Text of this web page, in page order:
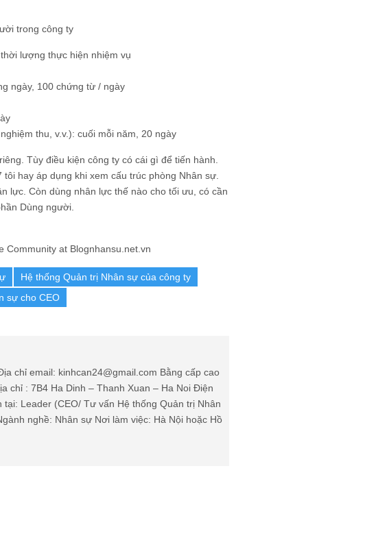
trong công ty
lượng thực hiện nhiệm vụ
ngày, 100 chứng từ / ngày
thu, v.v.): cuối mỗi năm, 20 ngày
Tùy điều kiện công ty có cái gì để tiến hành.
hay áp dụng khi xem cấu trúc phòng Nhân sự.
lực. Còn dùng nhân lực thế nào cho tối ưu, có cần
Dùng người.
Community at Blognhansu.net.vn
Hệ thống Quản trị Nhân sự của công ty
sự cho CEO
chỉ email: kinhcan24@gmail.com Bằng cấp cao
chỉ : 7B4 Ha Dinh – Thanh Xuan – Ha Noi Điện
Leader (CEO/ Tư vấn Hệ thống Quản trị Nhân
nghề: Nhân sự Nơi làm việc: Hà Nội hoặc Hồ